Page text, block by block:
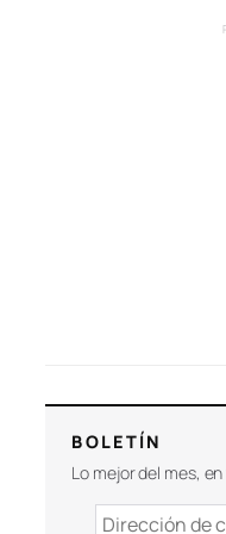
BOLETÍN
Lo mejor del mes,